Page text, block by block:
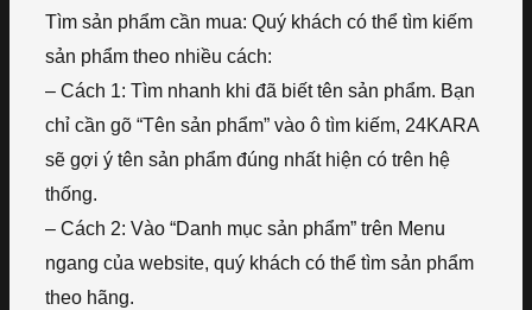
Tìm sản phẩm cần mua: Quý khách có thể tìm kiếm
sản phẩm theo nhiều cách:
– Cách 1: Tìm nhanh khi đã biết tên sản phẩm. Bạn
chỉ cần gõ “Tên sản phẩm” vào ô tìm kiếm, 24KARA
sẽ gợi ý tên sản phẩm đúng nhất hiện có trên hệ
thống.
– Cách 2: Vào “Danh mục sản phẩm” trên Menu
ngang của website, quý khách có thể tìm sản phẩm
theo hãng.